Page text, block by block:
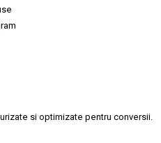
si optimizate pentru conversii.